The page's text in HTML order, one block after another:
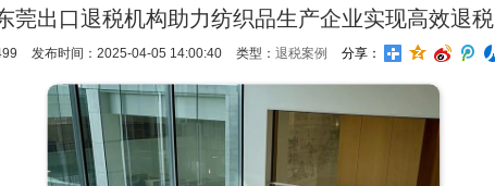
莞出口退税机构助力纺织品生产企业实现高效退税
发布时间：2025-04-05 14:00:40 类型： 退税案例 分享：